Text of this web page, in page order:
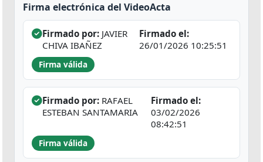
Firma electrónica del VideoActa
Firmado por: JAVIER
CHIVA IBAÑEZ
Firmado el:
26/01/2026 10:25:51
Firma válida
Firmado por: RAFAEL
ESTEBAN SANTAMARIA
Firmado el:
03/02/2026
08:42:51
Firma válida